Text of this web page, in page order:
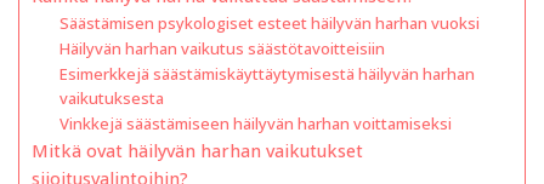
Säästämisen psykologiset esteet häilyvän harhan vuoksi
Häilyvän harhan vaikutus säästötavoitteisiin
Esimerkkejä säästämiskäyttäytymisestä häilyvän harhan
vaikutuksesta
Vinkkejä säästämiseen häilyvän harhan voittamiseksi
Mitkä ovat häilyvän harhan vaikutukset
sijoitusvalintoihin?